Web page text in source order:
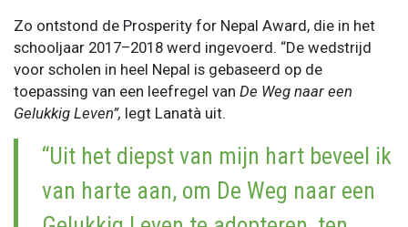
Zo ontstond de Prosperity for Nepal Award, die in het
schooljaar 2017–2018 werd ingevoerd. “De wedstrijd
voor scholen in heel Nepal is gebaseerd op de
toepassing van een leefregel van De Weg naar een
Gelukkig Leven”, legt Lanatà uit.
“Uit het diepst van mijn hart beveel ik
van harte aan, om De Weg naar een